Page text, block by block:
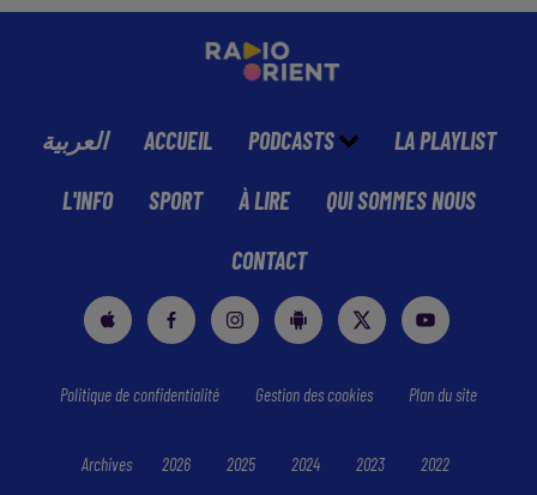
العربية ACCUEIL PODCASTS LA PLAYLIST
L'INFO SPORT À LIRE QUI SOMMES NOUS
CONTACT
Politique de confidentialité Gestion des cookies Plan du site
Archives 2026 2025 2024 2023 2022